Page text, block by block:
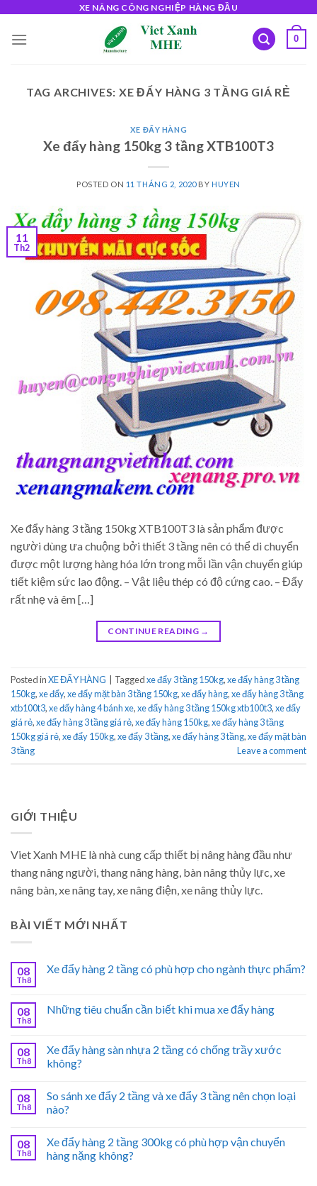
content
XE NÂNG CÔNG NGHIỆP HÀNG ĐẦU
0
TAG ARCHIVES:XE ĐẨY HÀNG 3 TẦNG GIÁ RẺ
XE ĐẨY HÀNG
Xe đẩy hàng 150kg 3 tầng XTB100T3
POSTED ON 11 THÁNG 2, 2020BY HUYEN
11
Th2
Xe đẩy hàng 3 tầng 150kg XTB100T3 là sản phẩm được
người dùng ưa chuộng bởi thiết 3 tầng nên có thể di chuyển
được một lượng hàng hóa lớn trong mỗi lần vận chuyển giúp
tiết kiệm sức lao động. – Vật liệu thép có độ cứng cao. – Đẩy
rất nhẹ và êm […]
CONTINUE READING →
Posted inXE ĐẨY HÀNG Taggedxe đẩy 3 tầng 150kg,xe đẩy hàng 3 tầng
150kg,xe đẩy,xe đẩy mặt bàn 3 tầng 150kg,xe đẩy hàng,xe đẩy hàng 3 tầng
xtb100t3,xe đẩy hàng 4 bánh xe,xe đẩy hàng 3 tầng 150kg xtb100t3,xe đẩy
giá rẻ,xe đẩy hàng 3 tầng giá rẻ,xe đẩy hàng 150kg,xe đẩy hàng 3 tầng
150kg giá rẻ,xe đẩy 150kg,xe đẩy 3 tầng,xe đẩy hàng 3 tầng,xe đẩy mặt bàn
3 tầng
Leave a comment
GIỚI THIỆU
Viet Xanh MHE là nhà cung cấp thiết bị nâng hàng đầu như
thang nâng người, thang nâng hàng, bàn nâng thủy lực, xe
nâng bàn, xe nâng tay, xe nâng điện, xe nâng thủy lực.
BÀI VIẾT MỚI NHẤT
08
Th8
Xe đẩy hàng 2 tầng có phù hợp cho ngành thực phẩm?
08
Th8
Những tiêu chuẩn cần biết khi mua xe đẩy hàng
08
Th8
Xe đẩy hàng sàn nhựa 2 tầng có chống trầy xước
không?
08
Th8
So sánh xe đẩy 2 tầng và xe đẩy 3 tầng nên chọn loại
nào?
08
Th8
Xe đẩy hàng 2 tầng 300kg có phù hợp vận chuyển
hàng nặng không?